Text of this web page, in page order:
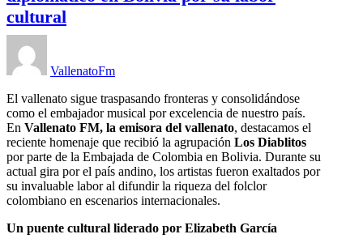
cultural
VallenatoFm
El vallenato sigue traspasando fronteras y consolidándose
como el embajador musical por excelencia de nuestro país.
En Vallenato FM, la emisora del vallenato, destacamos el
reciente homenaje que recibió la agrupación Los Diablitos
por parte de la Embajada de Colombia en Bolivia. Durante su
actual gira por el país andino, los artistas fueron exaltados por
su invaluable labor al difundir la riqueza del folclor
colombiano en escenarios internacionales.
Un puente cultural liderado por Elizabeth García